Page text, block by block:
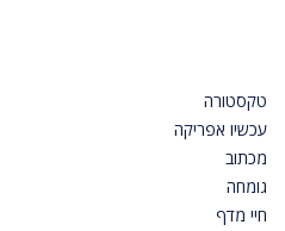
טקסטורה
עכשיו אפריקה
מכתוב
גומחה
חיי מדף